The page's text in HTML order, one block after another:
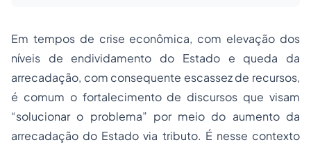
Em tempos de crise econômica, com elevação dos
níveis de endividamento do Estado e queda da
arrecadação, com consequente escassez de recursos,
é comum o fortalecimento de discursos que visam
“solucionar o problema” por meio do aumento da
arrecadação do Estado via tributo. É nesse contexto